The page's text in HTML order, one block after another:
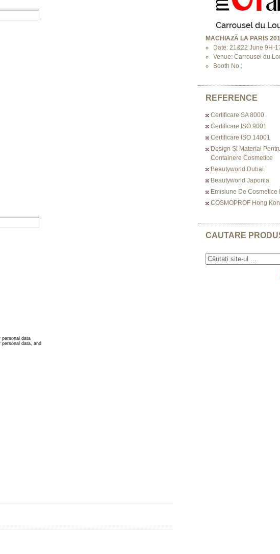
MACHIAZĂ LA PARIS
Date: 21&22 June 9H-
Venue: Carrousel du
Booth No.:
REFERENCE
Certificare SA 8000
Certificare ISO 9001
Certificare ISO 14001
Design Și Material
Containere Cosmetice
Beautyworld Dubai
Beautyworld Japonia
Emisiune De Cosmetice
COSMOPROF Hong
CAUTARE